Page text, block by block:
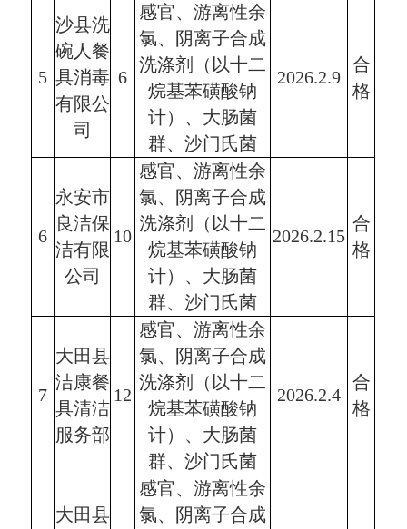
5
沙县洗
碗人餐
具消毒
有限公
司
6
感官、游离性余
氯、阴离子合成
洗涤剂（以十二
烷基苯磺酸钠
计）、大肠菌
群、沙门氏菌
2026.2.9
合
格
6
永安市
良洁保
洁有限
公司
10
感官、游离性余
氯、阴离子合成
洗涤剂（以十二
烷基苯磺酸钠
计）、大肠菌
群、沙门氏菌
2026.2.15
合
格
7
大田县
洁康餐
具清洁
服务部
12
感官、游离性余
氯、阴离子合成
洗涤剂（以十二
烷基苯磺酸钠
计）、大肠菌
群、沙门氏菌
2026.2.4
合
格
大田县
感官、游离性余
氯、阴离子合成